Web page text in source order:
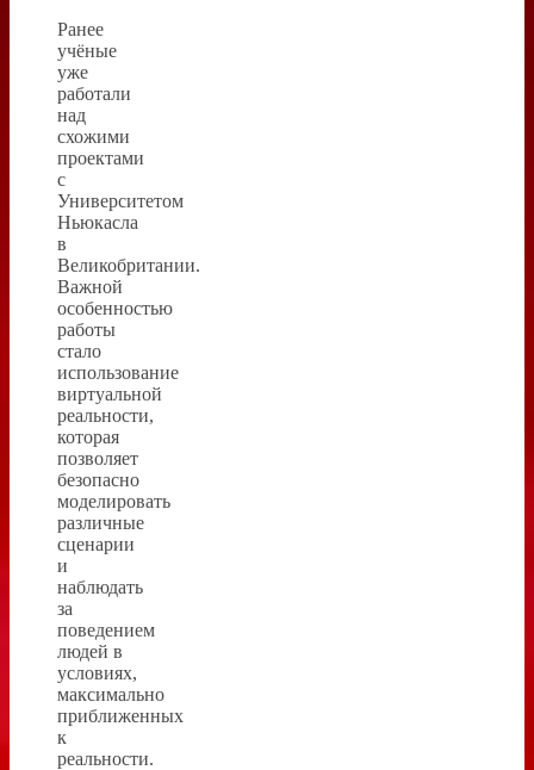
Ранее
учёные
уже
работали
над
схожими
проектами
с
Университетом
Ньюкасла
в
Великобритании.
Важной
особенностью
работы
стало
использование
виртуальной
реальности,
которая
позволяет
безопасно
моделировать
различные
сценарии
и
наблюдать
за
поведением
людей в
условиях,
максимально
приближенных
к
реальности.